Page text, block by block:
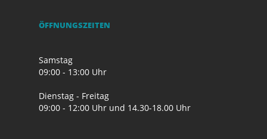
ÖFFNUNGSZEITEN
Samstag
09:00 - 13:00 Uhr
Dienstag - Freitag
09:00 - 12:00 Uhr und 14.30-18.00 Uhr